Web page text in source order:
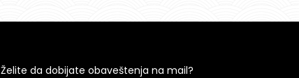
Želite da dobijate obaveštenja na mail?